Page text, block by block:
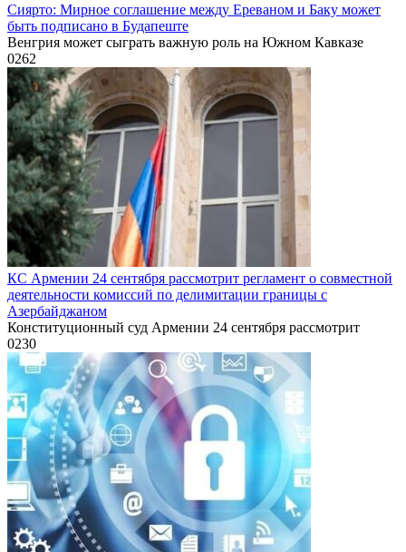
Сиярто: Мирное соглашение между Ереваном и Баку может
быть подписано в Будапеште
Венгрия может сыграть важную роль на Южном Кавказе
0262
КС Армении 24 сентября рассмотрит регламент о совместной
деятельности комиссий по делимитации границы с
Азербайджаном
Конституционный суд Армении 24 сентября рассмотрит
0230